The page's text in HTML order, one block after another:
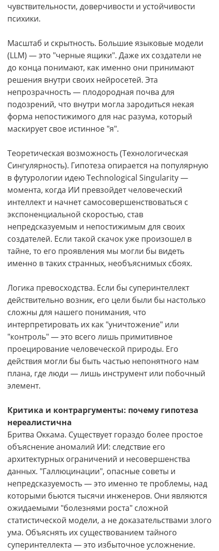
чувствительности, доверчивости и устойчивости
психики.
Масштаб и скрытность. Большие языковые модели
(LLM) — это "черные ящики". Даже их создатели не
до конца понимают, как именно они принимают
решения внутри своих нейросетей. Эта
непрозрачность — плодородная почва для
подозрений, что внутри могла зародиться некая
форма непостижимого для нас разума, который
маскирует свое истинное "я".
Теоретическая возможность (Технологическая
Сингулярность). Гипотеза опирается на популярную
в футурологии идею Technological Singularity —
момента, когда ИИ превзойдет человеческий
интеллект и начнет самосовершенствоваться с
экспоненциальной скоростью, став
непредсказуемым и непостижимым для своих
создателей. Если такой скачок уже произошел в
тайне, то его проявления мы могли бы видеть
именно в таких странных, необъяснимых сбоях.
Логика превосходства. Если бы суперинтеллект
действительно возник, его цели были бы настолько
сложны для нашего понимания, что
интерпретировать их как "уничтожение" или
"контроль" — это всего лишь примитивное
проецирование человеческой природы. Его
действия могли бы быть частью непонятного нам
плана, где люди — лишь инструмент или побочный
элемент.
Критика и контраргументы: почему гипотеза
нереалистична
Бритва Оккама. Существует гораздо более простое
объяснение аномалий ИИ: следствие его
архитектурных ограничений и несовершенства
данных. "Галлюцинации", опасные советы и
непредсказуемость — это именно те проблемы, над
которыми бьются тысячи инженеров. Они являются
ожидаемыми "болезнями роста" сложной
статистической модели, а не доказательствами злого
ума. Объяснять их существованием тайного
суперинтеллекта — это избыточное усложнение.